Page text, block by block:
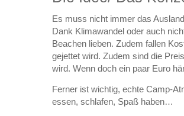
Es muss nicht immer das
Dank Klimawandel oder auch
Beachen lieben. Zudem fallen
gejettet wird. Zudem sind die
wird. Wenn doch ein paar Euro
Ferner ist wichtig, echte Camp-
essen, schlafen, Spaß haben…